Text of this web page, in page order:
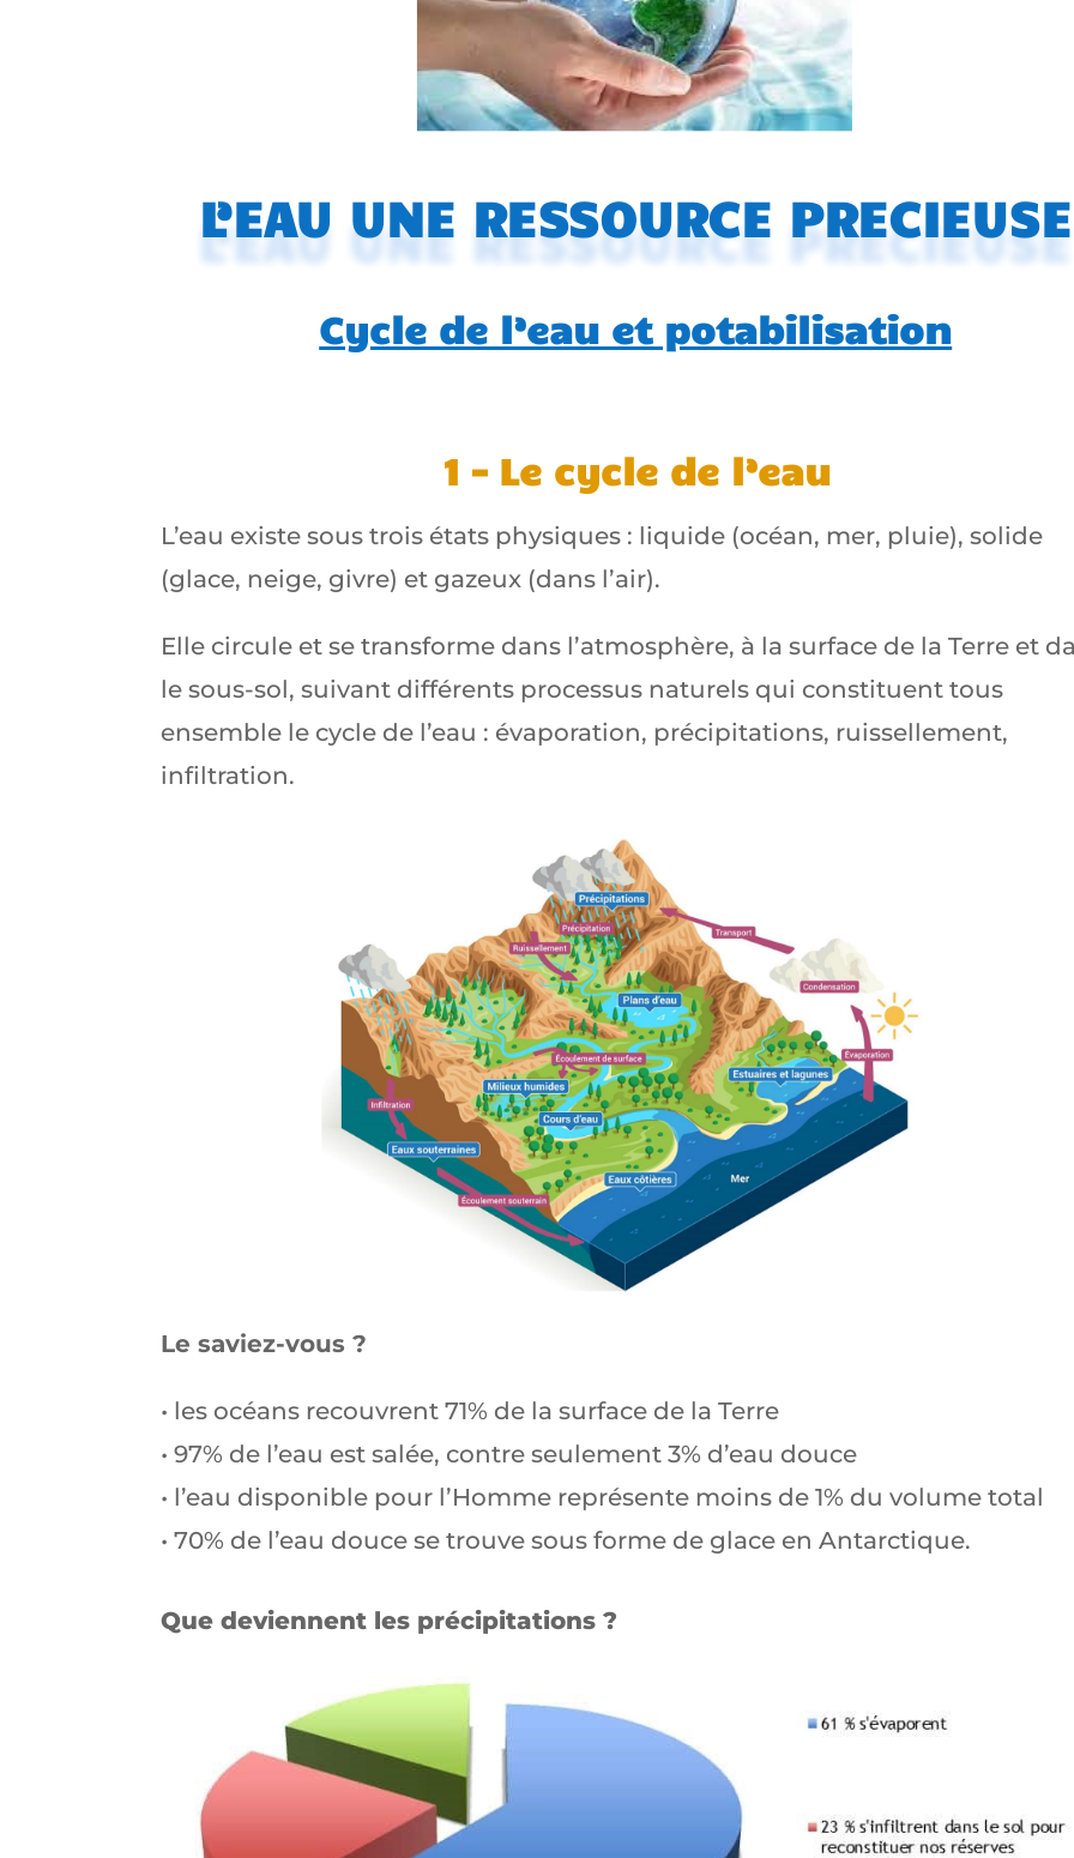
L’EAU UNE RESSOURCE PRECIEUSE
Cycle de l’eau et potabilisation
1 – Le cycle de l’eau
L’eau existe sous trois états physiques : liquide (océan, mer, pluie), solide
(glace, neige, givre) et gazeux (dans l’air).
Elle circule et se transforme dans l’atmosphère, à la surface de la Terre et
le sous-sol, suivant différents processus naturels qui constituent tous
ensemble le cycle de l’eau : évaporation, précipitations, ruissellement,
infiltration.
Le saviez-vous ?
• les océans recouvrent 71% de la surface de la Terre
• 97% de l’eau est salée, contre seulement 3% d’eau douce
• l’eau disponible pour l’Homme représente moins de 1% du volume total
• 70% de l’eau douce se trouve sous forme de glace en Antarctique.
Que deviennent les précipitations ?